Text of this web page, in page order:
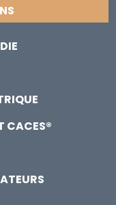
CACES®